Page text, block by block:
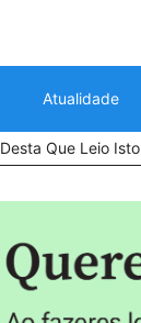
Atualidade
Que Leio Isto